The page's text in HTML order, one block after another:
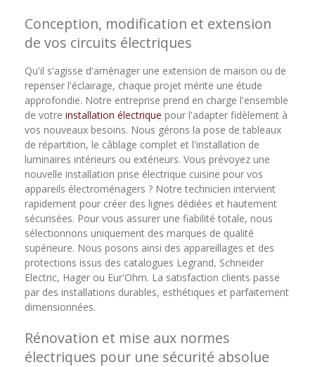
Conception, modification et extension
de vos circuits électriques
Qu'il s'agisse d'aménager une extension de maison ou de
repenser l'éclairage, chaque projet mérite une étude
approfondie. Notre entreprise prend en charge l'ensemble
de votre installation électrique pour l'adapter fidèlement à
vos nouveaux besoins. Nous gérons la pose de tableaux
de répartition, le câblage complet et l'installation de
luminaires intérieurs ou extérieurs. Vous prévoyez une
nouvelle installation prise électrique cuisine pour vos
appareils électroménagers ? Notre technicien intervient
rapidement pour créer des lignes dédiées et hautement
sécurisées. Pour vous assurer une fiabilité totale, nous
sélectionnons uniquement des marques de qualité
supérieure. Nous posons ainsi des appareillages et des
protections issus des catalogues Legrand, Schneider
Electric, Hager ou Eur'Ohm. La satisfaction clients passe
par des installations durables, esthétiques et parfaitement
dimensionnées.
Rénovation et mise aux normes
électriques pour une sécurité absolue